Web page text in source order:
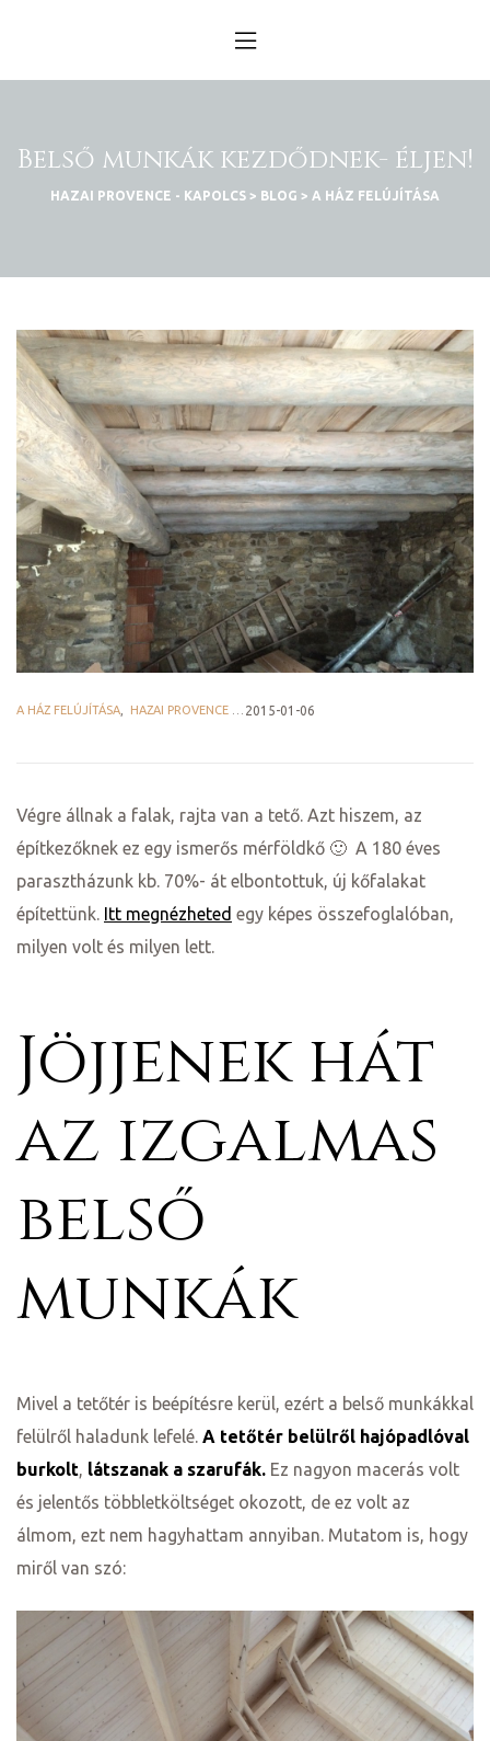
Belső munkák kezdődnek- éljen!
HAZAI PROVENCE - KAPOLCS > BLOG > A HÁZ FELÚJÍTÁSA
A HÁZ FELÚJÍTÁSA, HAZAI PROVENCE BLOG 2015-01-06
Végre állnak a falak, rajta van a tető. Azt hiszem, az
építkezőknek ez egy ismerős mérföldkő 🙂 A 180 éves
parasztházunk kb. 70%- át elbontottuk, új kőfalakat
építettünk. Itt megnézheted egy képes összefoglalóban,
milyen volt és milyen lett.
Jöjjenek hát
az izgalmas
belső
munkák
Mivel a tetőtér is beépítésre kerül, ezért a belső munkákkal
felülről haladunk lefelé. A tetőtér belülről hajópadlóval
burkolt, látszanak a szarufák. Ez nagyon macerás volt
és jelentős többletköltséget okozott, de ez volt az
álmom, ezt nem hagyhattam annyiban. Mutatom is, hogy
miről van szó:
2025
2025
2025